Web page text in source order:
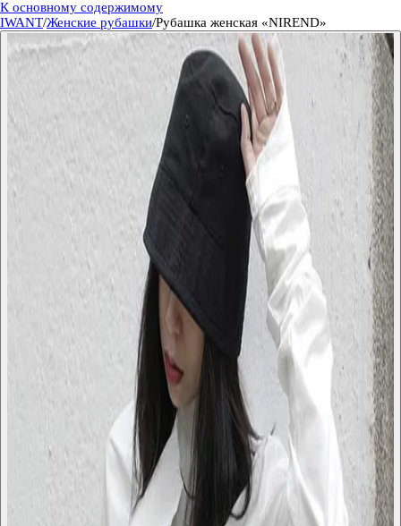
К основному содержимому
IWANT/Женские рубашки/Рубашка женская «NIREND»